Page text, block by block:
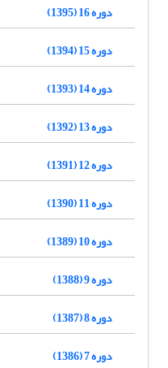
دوره 16 (1395)
دوره 15 (1394)
دوره 14 (1393)
دوره 13 (1392)
دوره 12 (1391)
دوره 11 (1390)
دوره 10 (1389)
دوره 9 (1388)
دوره 8 (1387)
دوره 7 (1386)